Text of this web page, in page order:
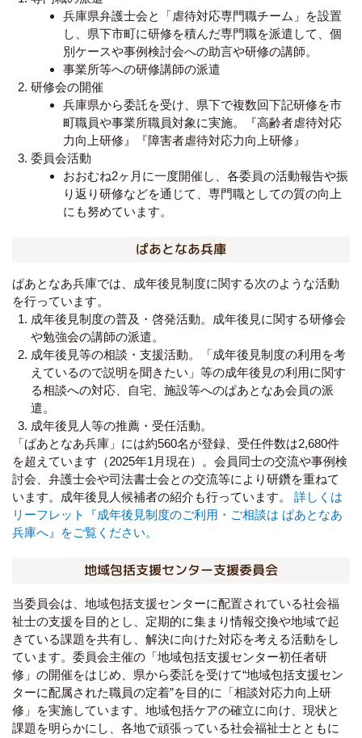
兵庫県弁護士会と「虐待対応専門職チーム」を設置
し、県下市町に研修を積んだ専門職を派遣して、個
別ケースや事例検討会への助言や研修の講師。
事業所等への研修講師の派遣
研修会の開催
兵庫県から委託を受け、県下で複数回下記研修を市
町職員や事業所職員対象に実施。『高齢者虐待対応
力向上研修』『障害者虐待対応力向上研修』
委員会活動
おおむね2ヶ月に一度開催し、各委員の活動報告や振
り返り研修などを通じて、専門職としての質の向上
にも努めています。
ぱあとなあ兵庫
ぱあとなあ兵庫では、成年後見制度に関する次のような活動
を行っています。
成年後見制度の普及・啓発活動。成年後見に関する研修会
や勉強会の講師の派遣。
成年後見等の相談・支援活動。「成年後見制度の利用を考
えているので説明を聞きたい」等の成年後見の利用に関す
る相談への対応、自宅、施設等へのぱあとなあ会員の派
遣。
成年後見人等の推薦・受任活動。
「ぱあとなあ兵庫」には約560名が登録、受任件数は2,680件
を超えています（2025年1月現在）。会員同士の交流や事例検
討会、弁護士会や司法書士会との交流等により研鑽を重ねて
います。成年後見人候補者の紹介も行っています。 詳しくは
リーフレット『成年後見制度のご利用・ご相談は ぱあとなあ
兵庫へ』をご覧ください。
地域包括支援センター支援委員会
当委員会は、地域包括支援センターに配置されている社会福
祉士の支援を目的とし、定期的に集まり情報交換や地域で起
きている課題を共有し、解決に向けた対応を考える活動をし
ています。委員会主催の「地域包括支援センター初任者研
修」の開催をはじめ、県から委託を受けて“地域包括支援セン
ターに配属された職員の定着”を目的に「相談対応力向上研
修」を実施しています。地域包括ケアの確立に向け、現状と
課題を明らかにし、各地で頑張っている社会福祉士とともに